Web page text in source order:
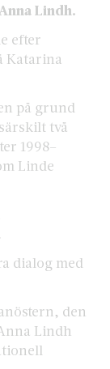
Lindh.
efter
Katarina
på grund
två
1998–
Linde
dialog med
den
Lindh